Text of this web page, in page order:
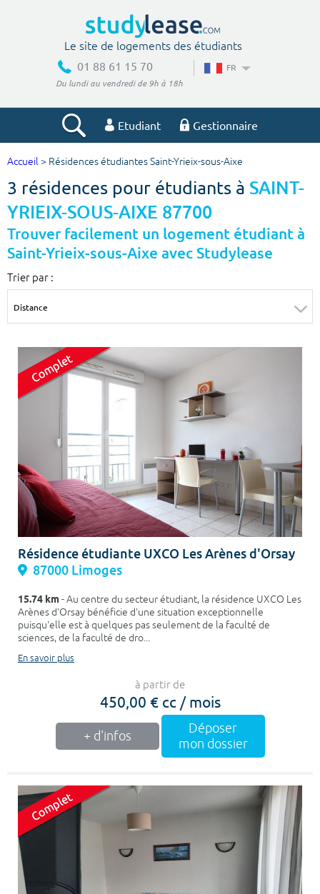
Le site de logements des étudiants
01 88 61 15 70
Du lundi au vendredi de 9h à 18h
FR
Etudiant Gestionnaire
Votre recherche
Ville, école
Budget max
m²
Type de location
Votre date d'entrée
Chercher
Accueil > Résidences étudiantes Saint-Yrieix-sous-Aixe
3 résidences pour étudiants à SAINT-
YRIEIX-SOUS-AIXE 87700
Trouver facilement un logement étudiant à
Saint-Yrieix-sous-Aixe avec Studylease
Trier par :
Résidence étudiante UXCO Les Arènes d'Orsay
87000 Limoges
15.74 km- Au centre du secteur étudiant, la résidence UXCO Les
Arènes d'Orsay bénéficie d'une situation exceptionnelle
puisqu'elle est à quelques pas seulement de la faculté de
sciences, de la faculté de dro...
En savoir plus
à partir de
450,00 € cc / mois
+ d'infos
Déposer
mon dossier